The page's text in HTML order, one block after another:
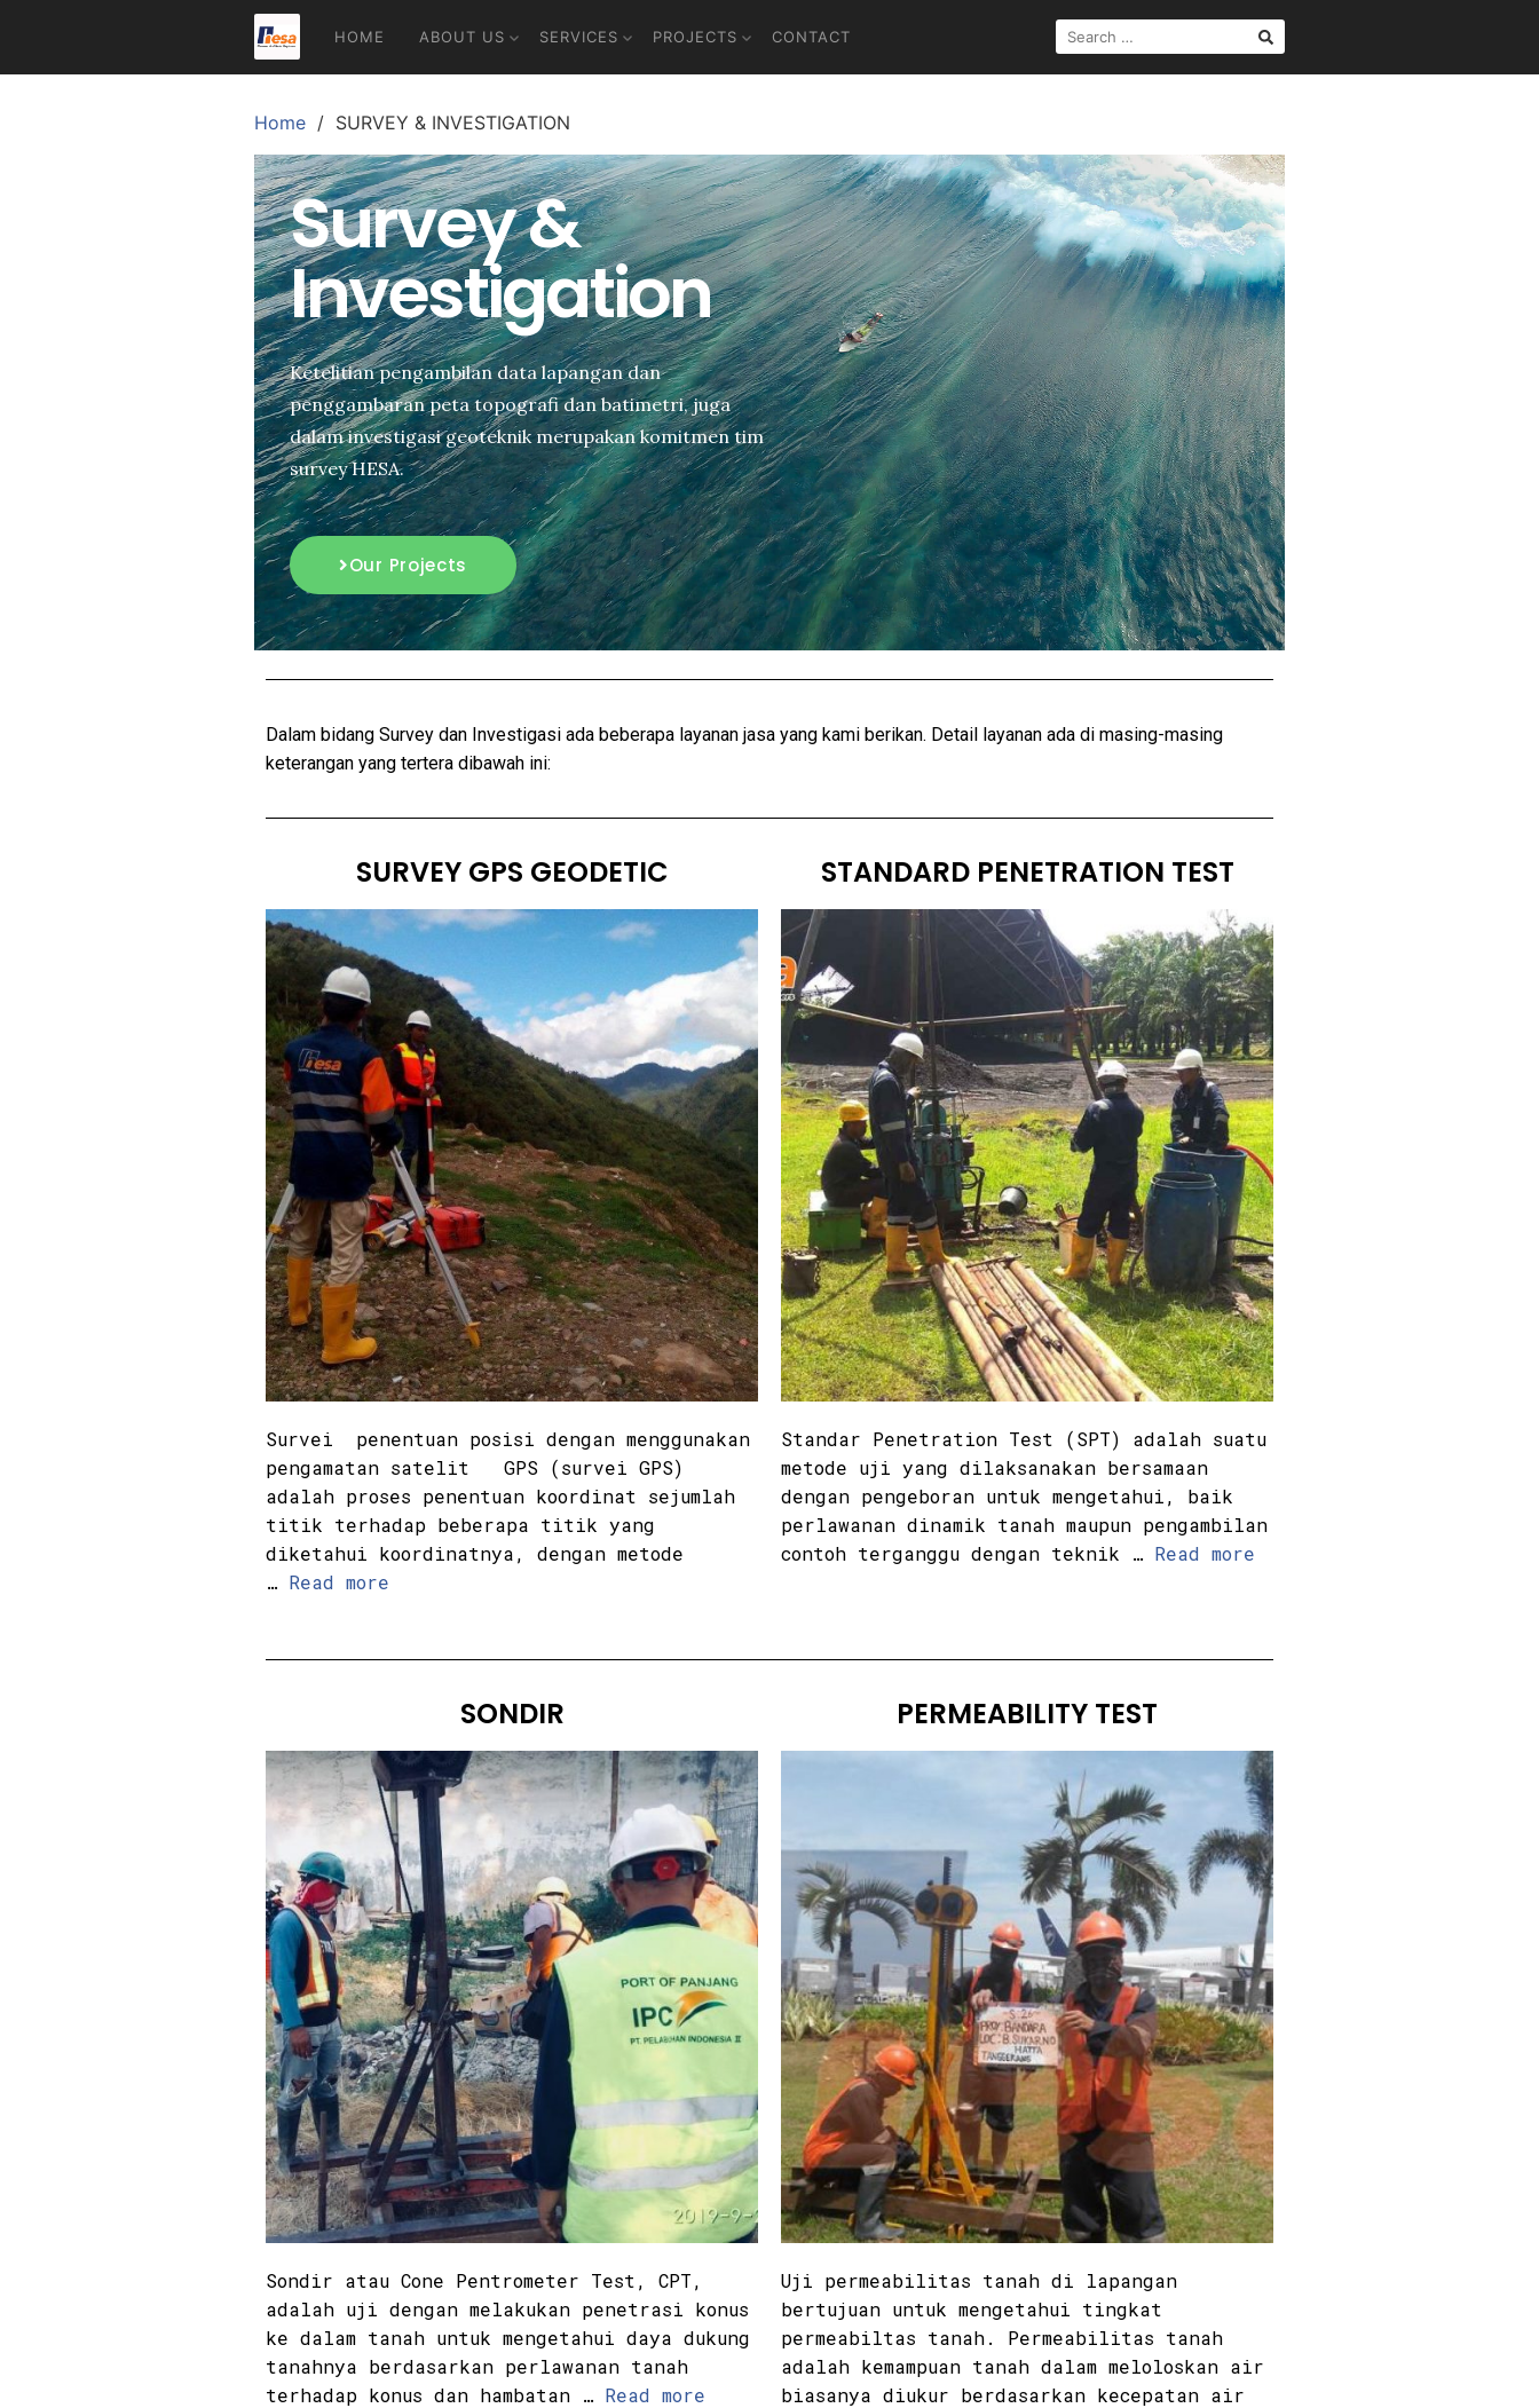
HOME ABOUT US SERVICES PROJECTS CONTACT
Home SURVEY & INVESTIGATION
Survey &
Investigation
Ketelitian pengambilan data lapangan dan
penggambaran peta topografi dan batimetri, juga
dalam investigasi geoteknik merupakan komitmen tim
survey HESA.
Our Projects
Dalam bidang Survey dan Investigasi ada beberapa layanan jasa yang kami berikan. Detail layanan ada di masing-masing
keterangan yang tertera dibawah ini:
SURVEY GPS GEODETIC
Survei penentuan posisi dengan menggunakan
pengamatan satelit GPS (survei GPS)
adalah proses penentuan koordinat sejumlah
titik terhadap beberapa titik yang
diketahui koordinatnya, dengan metode
… Read more
STANDARD PENETRATION TEST
Standar Penetration Test (SPT) adalah suatu
metode uji yang dilaksanakan bersamaan
dengan pengeboran untuk mengetahui, baik
perlawanan dinamik tanah maupun pengambilan
contoh terganggu dengan teknik … Read more
SONDIR
Sondir atau Cone Pentrometer Test, CPT,
adalah uji dengan melakukan penetrasi konus
ke dalam tanah untuk mengetahui daya dukung
tanahnya berdasarkan perlawanan tanah
terhadap konus dan hambatan … Read more
PERMEABILITY TEST
Uji permeabilitas tanah di lapangan
bertujuan untuk mengetahui tingkat
permeabiltas tanah. Permeabilitas tanah
adalah kemampuan tanah dalam meloloskan air
biasanya diukur berdasarkan kecepatan air